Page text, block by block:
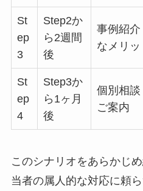
St
ep
3
Step2か
ら2週間
後
事例紹
なメリ
St
ep
4
Step3か
ら1ヶ月
後
個別相
ご案内
このシナリオをあらかじ
当者の属人的な対応に頼